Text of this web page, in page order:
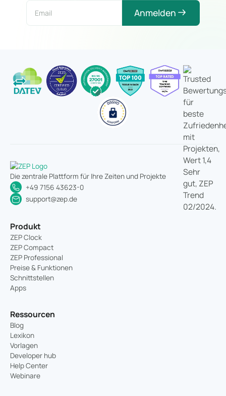
Anmelden
Die zentrale Plattform für Ihre Zeiten und Projekte
+49 7156 43623-0
support@zep.de
Produkt
ZEP Clock
ZEP Compact
ZEP Professional
Preise & Funktionen
Schnittstellen
Apps
Ressourcen
Blog
Lexikon
Vorlagen
Developer hub
Help Center
Webinare